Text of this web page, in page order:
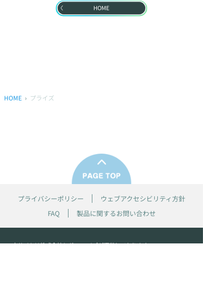
HOME
HOME プライズ
プライバシーポリシー
ウェブアクセシビリティ方針
FAQ
製品に関するお問い合わせ
本サイトは株式会社セガ フェイブが運営しております。